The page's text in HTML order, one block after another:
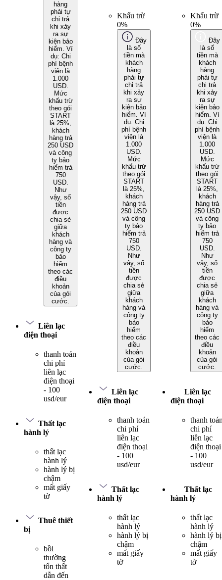
hàng
phải tự
chi trả
khi xảy
ra sự
kiện bảo
hiểm. Ví
dụ: Chi
phí bệnh
viện là
1.000
USD.
Mức
khấu trừ
theo gói
START
là 25%,
khách
hàng trả
250 USD
và công
ty bảo
hiểm trả
750
USD.
Như
vậy, số
tiền
được
chia sẻ
giữa
khách
hàng và
công ty
bảo
hiểm
theo các
điều
khoản
của gói
cước.
Liên lạc
điện thoại
thanh toán
chi phí
liên lạc
điện thoại
- 100
usd/eur
Thất lạc
hành lý
thất lạc
hành lý
hành lý bị
chậm
mất giấy
tờ
Thuê thiết
bị
bồi
thường
tổn thất
dẫn đến
Khấu trừ
0%
Đây
là số
tiền mà
khách
hàng
phải tự
chi trả
khi xảy
ra sự
kiện bảo
hiểm. Ví
dụ: Chi
phí bệnh
viện là
1.000
USD.
Mức
khấu trừ
theo gói
START
là 25%,
khách
hàng trả
250 USD
và công
ty bảo
hiểm trả
750
USD.
Như
vậy, số
tiền
được
chia sẻ
giữa
khách
hàng và
công ty
bảo
hiểm
theo các
điều
khoản
của gói
cước.
Liên lạc
điện thoại
thanh toán
chi phí
liên lạc
điện thoại
- 100
usd/eur
Thất lạc
hành lý
thất lạc
hành lý
hành lý bị
chậm
mất giấy
tờ
Khấu trừ
0%
Đây
là số
tiền mà
khách
hàng
phải tự
chi trả
khi xảy
ra sự
kiện bảo
hiểm. Ví
dụ: Chi
phí bệnh
viện là
1.000
USD.
Mức
khấu trừ
theo gói
START
là 25%,
khách
hàng trả
250 USD
và công
ty bảo
hiểm trả
750
USD.
Như
vậy, số
tiền
được
chia sẻ
giữa
khách
hàng và
công ty
bảo
hiểm
theo các
điều
khoản
của gói
cước.
Liên lạc
điện thoại
thanh
chi phí
liên lạc
điện thoại
- 100
usd/eur
Thất lạc
hành lý
thất lạc
hành lý
hành lý bị
chậm
mất giấy
tờ